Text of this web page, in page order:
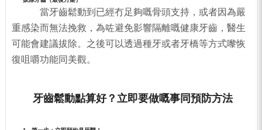
當牙齒鬆動到已經冇足夠嘅骨頭支持，或者因為嚴
重感染而無法挽救，為咗避免影響隔離嘅健康牙齒，醫生
可能會建議拔除。之後可以透過種牙或者牙橋等方式嚟恢
復咀嚼功能同美觀。
牙齒鬆動點算好？立即要做嘅事同預防方法